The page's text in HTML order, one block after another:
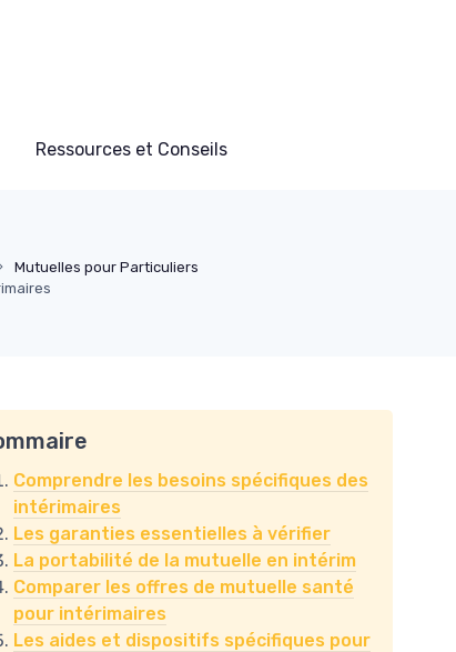
Ressources et Conseils
Mutuelles pour Particuliers
Comprendre les besoins spécifiques des
intérimaires
Les garanties essentielles à vérifier
La portabilité de la mutuelle en intérim
Comparer les offres de mutuelle santé
pour intérimaires
Les aides et dispositifs spécifiques pour